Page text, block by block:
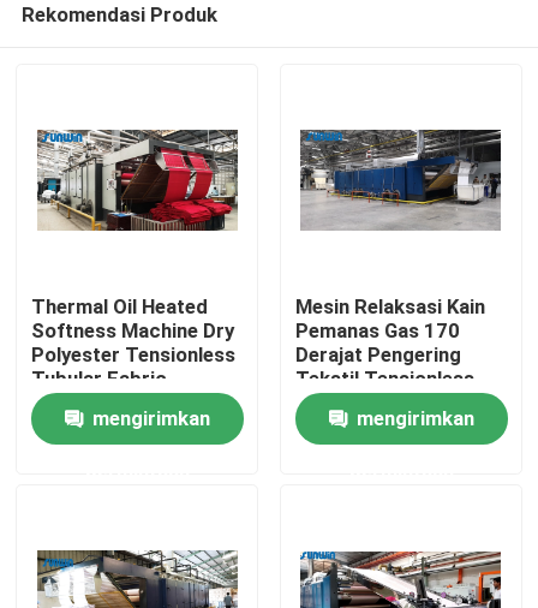
Rumah
Kontak
Rekomendasi Produk
Thermal Oil Heated
Softness Machine Dry
Polyester Tensionless
Tubular Fabric
Shrinking Machine
mengirimkan
Mesin Relaksasi Kain
Pemanas Gas 170
Derajat Pengering
Tekstil Tensionless
mengirimkan